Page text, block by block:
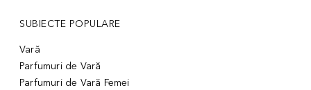
SUBIECTE POPULARE
Vară
Parfumuri de Vară
Parfumuri de Vară Femei